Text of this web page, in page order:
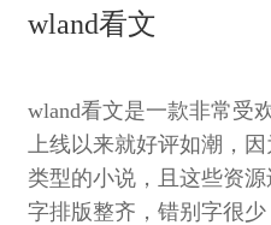
wland看文
wland看文是一款非常受
上线以来就好评如潮，
类型的小说，且这些资
字排版整齐，错别字很